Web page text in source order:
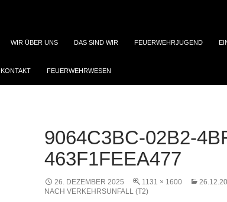
WIR ÜBER UNS DAS SIND WIR FEUERWEHRJUGEND
KONTAKT FEUERWEHRWESEN
9064C3BC-02B2-
463F1FEEA477
26. DEZEMBER 2025 1131 × 1600
NACH VERKEHRSUNFALL (T2)